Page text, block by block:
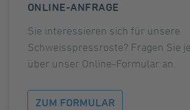
ONLINE-ANFRAGE
Sie interessieren sich für unsere
Schweisspressroste? Fragen Sie
über unser Online-Formular an.
ZUM FORMULAR